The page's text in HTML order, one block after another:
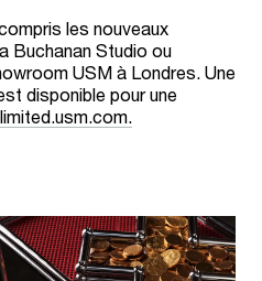
les nouveaux
Buchanan Studio ou
USM à Londres. Une
disponible pour une
limited.usm.com.